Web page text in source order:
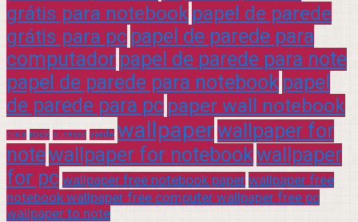
grátis para notebook papel de parede
grátis para pc papel de parede para
computador papel de parede para note
papel de parede para notebook papel
de parede para pc paper wall notebook
praia rock sucesso verde wallpaperwallpaper for
notewallpaper for notebookwallpaper
for pc wallpaper free notebook paper wallpaper free
notebook wallpaper free computer wallpaper free pc
wallpaper to note